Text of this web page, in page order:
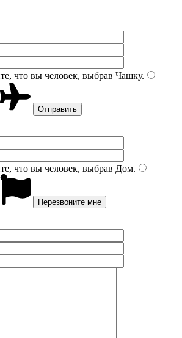
что вы человек, выбрав Чашку.
что вы человек, выбрав Дом.